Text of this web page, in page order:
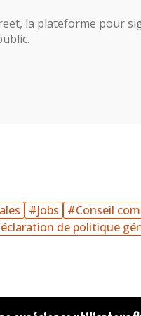
la plateforme pour
#Jobs #Conseil
de politique